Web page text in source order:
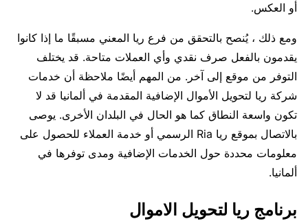
أو العكس.
ومع ذلك ، يُنصح بالتحقق من فرع ريا المعني مسبقًا ما إذا كانوا
يقدمون بالفعل صرف نقدي وأي العملات متاحة. قد يختلف
التوفر من موقع إلى آخر. من المهم أيضًا ملاحظة أن خدمات
شركة ريا لتحويل الأموال الإضافية المقدمة في ألمانيا قد لا
تكون واسعة النطاق كما هو الحال في البلدان الأخرى. يوصى
بالاتصال بموقع ريا Ria الرسمي أو خدمة العملاء للحصول على
معلومات محددة حول الخدمات الإضافية ومدى توفرها في
ألمانيا.
برنامج ريا لتحويل الاموال